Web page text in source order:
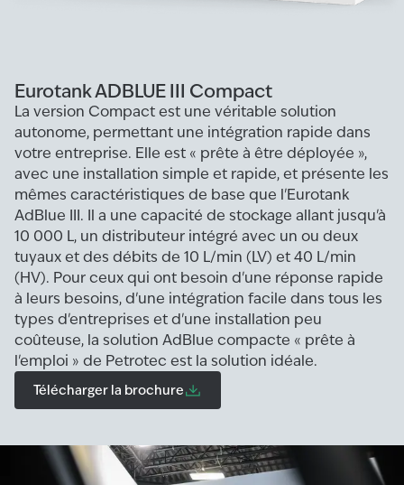
Eurotank ADBLUE III Compact
La version Compact est une véritable solution
autonome, permettant une intégration rapide dans
votre entreprise. Elle est « prête à être déployée »,
avec une installation simple et rapide, et présente les
mêmes caractéristiques de base que l'Eurotank
AdBlue III. Il a une capacité de stockage allant jusqu'à
10 000 L, un distributeur intégré avec un ou deux
tuyaux et des débits de 10 L/min (LV) et 40 L/min
(HV). Pour ceux qui ont besoin d'une réponse rapide
à leurs besoins, d'une intégration facile dans tous les
types d'entreprises et d'une installation peu
coûteuse, la solution AdBlue compacte « prête à
l'emploi » de Petrotec est la solution idéale.
Télécharger la brochure